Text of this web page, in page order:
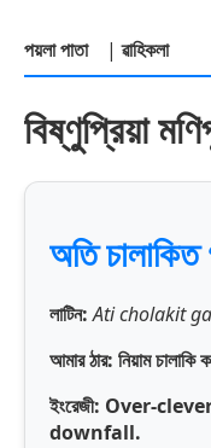
পয়লা পাতা |ৱাহিকলা
বিষ্ণুপ্রিয়া
অতি চালাকিত
লাটিন: Ati cholakit
আমার ঠার: নিয়াম চালাকি
ইংরেজী: Over-
downfall.